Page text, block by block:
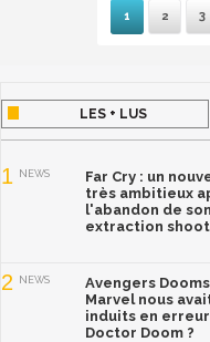
1 2 3
LES + LUS
1 NEWS
Far Cry : un
très ambitieux
l'abandon de son
extraction
2 NEWS
Avengers
Marvel nous
induits en
Doctor Doom ?